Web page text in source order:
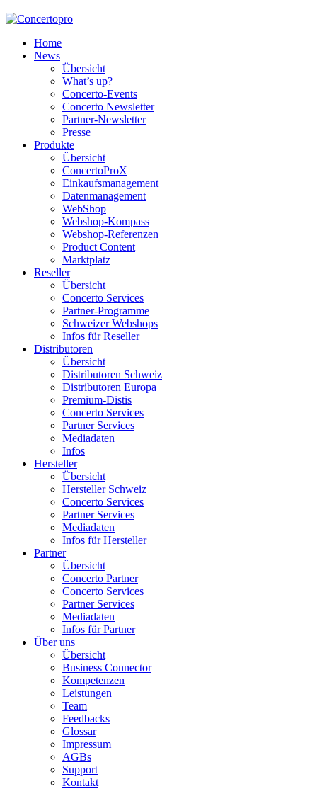
Home
News
Übersicht
What’s up?
Concerto-Events
Concerto Newsletter
Partner-Newsletter
Presse
Produkte
Übersicht
ConcertoProX
Einkaufsmanagement
Datenmanagement
WebShop
Webshop-Kompass
Webshop-Referenzen
Product Content
Marktplatz
Reseller
Übersicht
Concerto Services
Partner-Programme
Schweizer Webshops
Infos für Reseller
Distributoren
Übersicht
Distributoren Schweiz
Distributoren Europa
Premium-Distis
Concerto Services
Partner Services
Mediadaten
Infos
Hersteller
Übersicht
Hersteller Schweiz
Concerto Services
Partner Services
Mediadaten
Infos für Hersteller
Partner
Übersicht
Concerto Partner
Concerto Services
Partner Services
Mediadaten
Infos für Partner
Über uns
Übersicht
Business Connector
Kompetenzen
Leistungen
Team
Feedbacks
Glossar
Impressum
AGBs
Support
Kontakt